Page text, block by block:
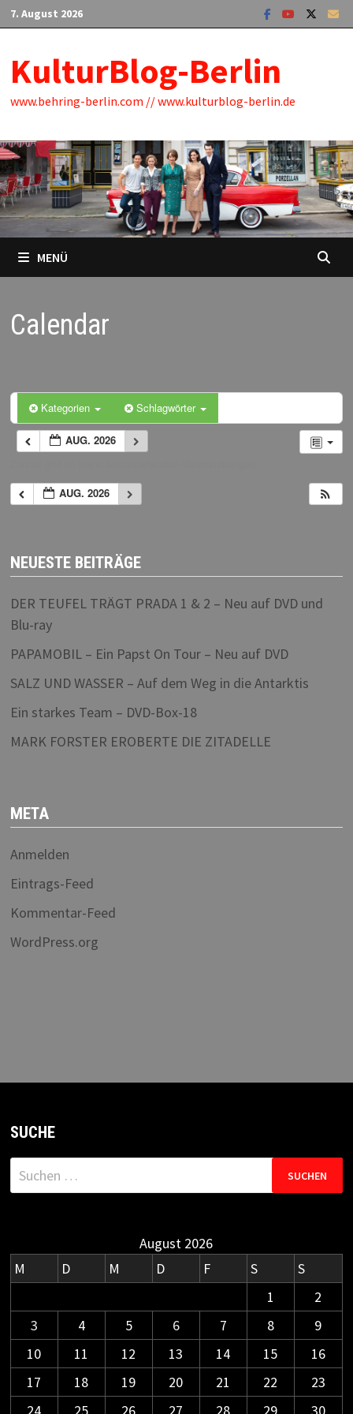
Zum
Inhalt
7. August 2026
KulturBlog-Berlin
www.behring-berlin.com // www.kulturblog-berlin.de
MENÜ
Calendar
Kategorien Schlagwörter
AUG. 2026
AUG. 2026
NEUESTE BEITRÄGE
DER TEUFEL TRÄGT PRADA 1 & 2 – Neu auf DVD und
Blu-ray
PAPAMOBIL – Ein Papst On Tour – Neu auf DVD
SALZ UND WASSER – Auf dem Weg in die Antarktis
Ein starkes Team – DVD-Box-18
MARK FORSTER EROBERTE DIE ZITADELLE
META
Anmelden
Eintrags-Feed
Kommentar-Feed
WordPress.org
SUCHE
Suchen
nach:
August 2026
M
D M D F S
S
1
2
3
4 5 6 7 8
9
10
11 12 13 14 15
16
17
18 19 20 21 22
23